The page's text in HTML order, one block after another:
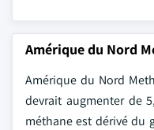
Amérique du Nord
Amérique du Nord
devrait augmenter de
méthane est dérivé du